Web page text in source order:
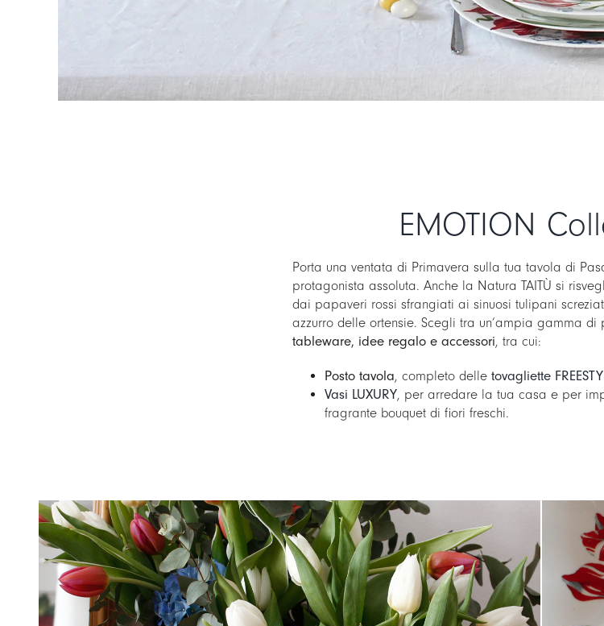
EMOTION
Porta una ventata di Primavera sulla tua tavola di
protagonista assoluta. Anche la Natura TAITÙ si
dai papaveri rossi sfrangiati ai sinuosi tulipani
azzurro delle ortensie. Scegli tra un’ampia gamma di
tableware, idee regalo e accessori, tra cui:
Posto tavola, completo delle tovagliette
Vasi LUXURY, per arredare la tua casa e per
fragrante bouquet di fiori freschi.